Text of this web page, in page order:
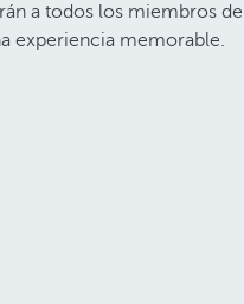
a todos los miembros de
experiencia memorable.